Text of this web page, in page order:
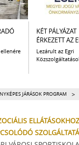
KÉT PÁLYÁZAT
ÉRKEZETT AZ
Lezárult az Egri
JÁRÁSOK PROGRAM >
ELLÁTÁSOKHOZ
SZOLGÁLTATÁ